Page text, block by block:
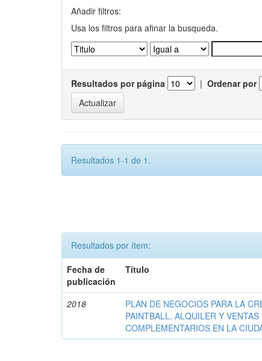
Añadir filtros:
Usa los filtros para afinar la busqueda.
Resultados por página | Ordenar por
Resultados 1-1 de 1.
Resultados por ítem:
Fecha de
publicación
Título
2018
PLAN DE NEGOCIOS PARA LA
PAINTBALL, ALQUILER Y
COMPLEMENTARIOS EN LA